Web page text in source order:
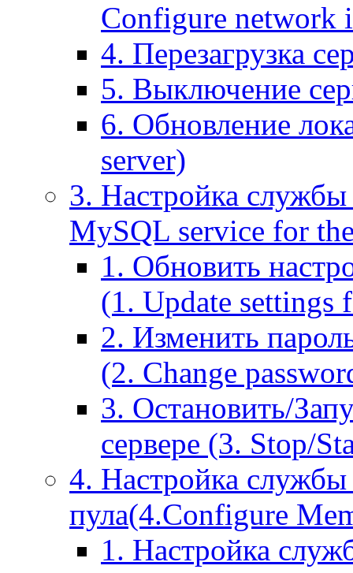
Configure network
4. Перезагрузка
5. Выключение
6. Обновление
server)
3. Настройка
MySQL service for
1. Обновить
(1. Update settings
2. Изменить
(2. Change
3. Остановить/
сервере (3. Stop/
4. Настройка
пула(4.Configure
1. Настройка